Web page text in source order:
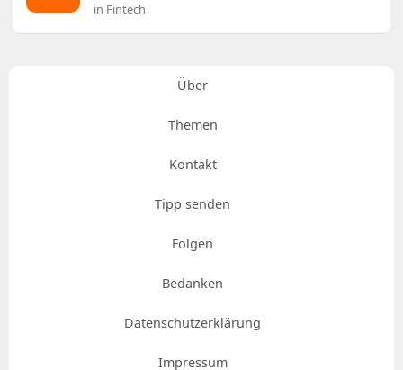
in Fintech
Über
Themen
Kontakt
Tipp senden
Folgen
Bedanken
Datenschutzerklärung
Impressum